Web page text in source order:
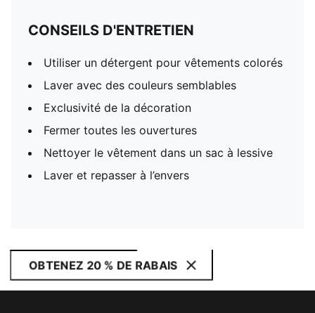
CONSEILS D'ENTRETIEN
Utiliser un détergent pour vêtements colorés
Laver avec des couleurs semblables
Exclusivité de la décoration
Fermer toutes les ouvertures
Nettoyer le vêtement dans un sac à lessive
Laver et repasser à l’envers
OBTENEZ 20 % DE RABAIS